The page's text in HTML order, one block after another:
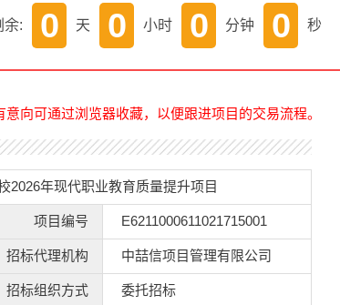
余: 0 天 0 小时 0 分钟 0 秒
向可通过浏览器收藏，以便跟进项目的交易流程。
2026年现代职业教育质量提升项目
项目编号 E6211000611021715001
招标代理机构 中喆信项目管理有限公司
招标组织方式 委托招标